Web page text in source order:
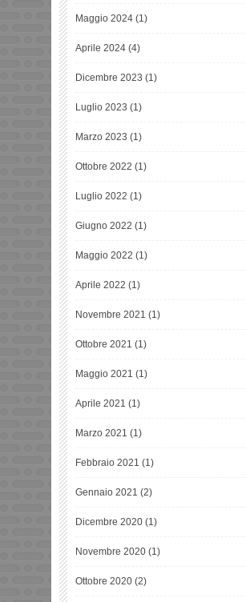
Maggio 2024 (1)
Aprile 2024 (4)
Dicembre 2023 (1)
Luglio 2023 (1)
Marzo 2023 (1)
Ottobre 2022 (1)
Luglio 2022 (1)
Giugno 2022 (1)
Maggio 2022 (1)
Aprile 2022 (1)
Novembre 2021 (1)
Ottobre 2021 (1)
Maggio 2021 (1)
Aprile 2021 (1)
Marzo 2021 (1)
Febbraio 2021 (1)
Gennaio 2021 (2)
Dicembre 2020 (1)
Novembre 2020 (1)
Ottobre 2020 (2)